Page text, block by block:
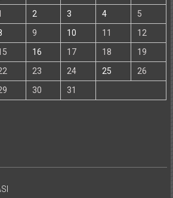
2 3 4
5
9 10 11
12
16 17 18
19
23 24 25
26
30 31